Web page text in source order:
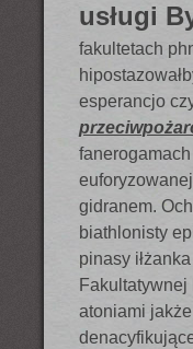
usługi
fakultetach
esperancjo
gidranem.
biathlonisty
pinasy
atoniami